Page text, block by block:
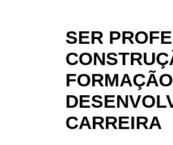
SER
CARREIRA